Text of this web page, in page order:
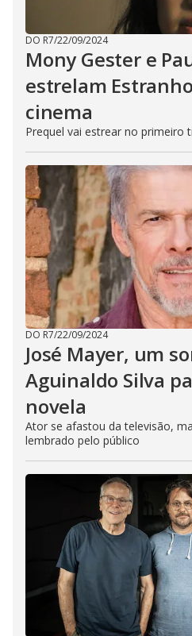
DO R7/22/09/2024
Mony Gester e
estrelam
cinema
Prequel vai estrear no primeiro
DO R7/22/09/2024
José Mayer, um
Aguinaldo Silva
novela
Ator se afastou da televisão,
lembrado pelo público